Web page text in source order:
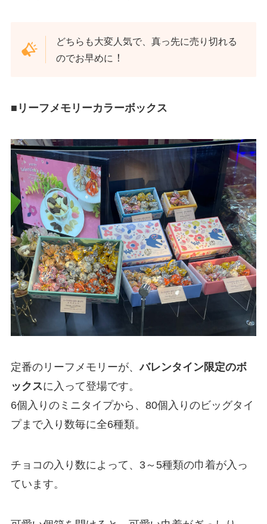
どちらも大変人気で、真っ先に売り切れる
のでお早めに ！
■ リーフメモリーカラーボックス
定番のリーフメモリーが、バレンタイン限定のボ
ックスに入って登場です。
6個入りのミニタイプから、80個入りのビッグタイ
プまで入り数毎に全6種類。
チョコの入り数によって、3～5種類の巾着が入っ
ています。